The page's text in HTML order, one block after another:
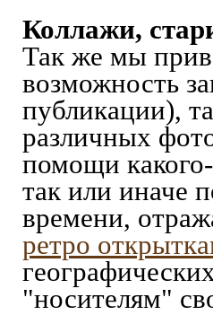
Коллажи,
Так же мы
возможность
публикации),
различных
помощи
так или иначе
времени,
ретро
"носителям"